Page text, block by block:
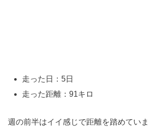
走った日：5日
走った距離：91キロ
週の前半はイイ感じで距離を踏めてい